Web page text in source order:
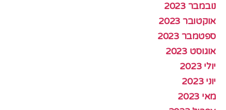
נובמבר 2023
אוקטובר 2023
ספטמבר 2023
אוגוסט 2023
יולי 2023
יוני 2023
מאי 2023